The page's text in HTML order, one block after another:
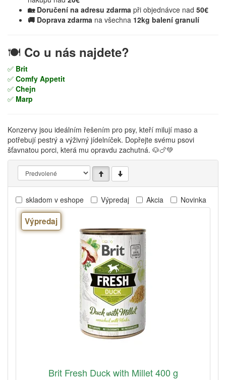
🏡 Doručení na adresu zdarma při objednávce nad 50€
🚚 Doprava zdarma na všechna 12kg balení granulí
🍽️ Co u nás najdete?
✅ Brit
✅ Comfy Appetit
✅ Chejn
✅ Marp
Konzervy jsou ideálním řešením pro psy, kteří milují maso a
potřebují pestrý a výživný jídelníček. Dopřejte svému psovi
šťavnatou porci, která mu opravdu zachutná. 🐶🍗💚
skladom v eshope Výpredaj Akcia Novinka
Výpredaj
Brit Fresh Duck with Millet 400 g